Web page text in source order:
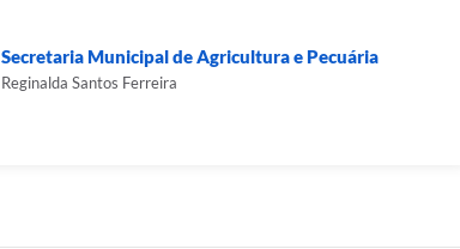
Secretaria Municipal de Agricultura e Pecuária
Reginalda Santos Ferreira